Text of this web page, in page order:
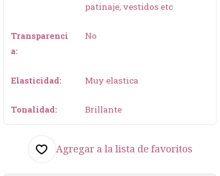
patinaje, vestidos etc
Transparenci
a:
No
Elasticidad: Muy elastica
Tonalidad: Brillante
Agregar a la lista de favoritos